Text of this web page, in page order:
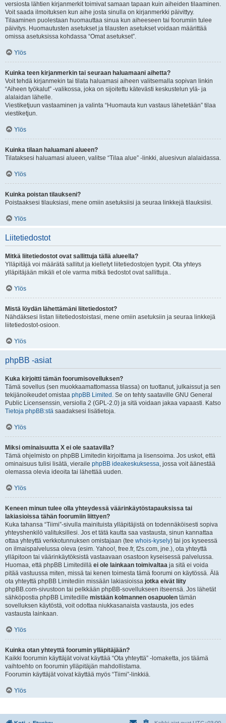
versiosta lähtien kirjanmerkit toimivat samaan tapaan kuin aiheiden tilaaminen.
Voit saada ilmoituksen kun aihe josta sinulla on kirjanmerkki päivittyy.
Tilaaminen puolestaan huomauttaa sinua kun aiheeseen tai foorumiin tulee
päivitys. Huomautusten asetukset ja tilausten asetukset voidaan määrittää
omissa asetuksissa kohdassa “Omat asetukset”.
Ylös
Kuinka teen kirjanmerkin tai seuraan haluamaani aihetta?
Voit tehdä kirjanmekin tai tilata haluamasi aiheen valitsemalla sopivan linkin
“Aiheen työkalut” -valikossa, joka on sijoitettu kätevästi keskustelun ylä- ja
alalaidan lähelle.
Viestiketjuun vastaaminen ja valinta “Huomauta kun vastaus lähetetään” tilaa
viestiketjun.
Ylös
Kuinka tilaan haluamani alueen?
Tilataksesi haluamasi alueen, valitse “Tilaa alue” -linkki, aluesivun alalaidassa.
Ylös
Kuinka poistan tilaukseni?
Poistaaksesi tilauksiasi, mene omiin asetuksiisi ja seuraa linkkejä tilauksiisi.
Ylös
Liitetiedostot
Mitkä liitetiedostot ovat sallittuja tällä alueella?
Ylläpitäjä voi määrätä sallitut ja kielletyt liitetiedostojen tyypit. Ota yhteys
ylläpitäjään mikäli et ole varma mitkä tiedostot ovat sallittuja..
Ylös
Mistä löydän lähettämäni liitetiedostot?
Nähdäksesi listan liitetiedostoistasi, mene omiin asetuksiin ja seuraa linkkejä
liitetiedostot-osioon.
Ylös
phpBB -asiat
Kuka kirjoitti tämän foorumisovelluksen?
Tämä sovellus (sen muokkaamattomassa tilassa) on tuottanut, julkaissut ja sen
tekijänoikeudet omistaa phpBB Limited . Se on tehty saataville GNU General
Public Licensenssin, versiolla 2 (GPL-2.0) ja sitä voidaan jakaa vapaasti. Katso
Tietoja phpBB:stä saadaksesi lisätietoja.
Ylös
Miksi ominaisuutta X ei ole saatavilla?
Tämä ohjelmisto on phpBB Limitedin kirjoittama ja lisensoima. Jos uskot, että
ominaisuus tulisi lisätä, vieraile phpBB ideakeskuksessa, jossa voit äänestää
olemassa olevia ideoita tai lähettää uuden.
Ylös
Keneen minun tulee olla yhteydessä väärinkäytöstapauksissa tai
lakiasioissa tähän foorumiin liittyen?
Kuka tahansa “Tiimi”-sivulla mainituista ylläpitäjistä on todennäköisesti sopiva
yhteyshenkilö valituksillesi. Jos et tätä kautta saa vastausta, sinun kannattaa
ottaa yhteyttä verkkotunnuksen omistajaan (tee whois-kysely) tai jos kyseessä
on ilmaispalvelussa oleva (esim. Yahoo!, free.fr, f2s.com, jne.), ota yhteyttä
ylläpitoon tai väärinkäytöksistä vastaavaan osastoon kyseisessä palvelussa.
Huomaa, että phpBB Limitedillä ei ole lainkaan toimivaltaa ja sitä ei voida
pitää vastuussa miten, missä tai kenen toimesta tämä foorumi on käytössä. Älä
ota yhteyttä phpBB Limitediin missään lakiasioissa jotka eivät liity
phpBB.com-sivustoon tai pelkkään phpBB-sovellukseen itseensä. Jos lähetät
sähköpostia phpBB Limitedille mistään kolmannen osapuolen tämän
sovelluksen käytöstä, voit odottaa niukkasanaista vastausta, jos edes
vastausta lainkaan.
Ylös
Kuinka otan yhteyttä foorumin ylläpitäjään?
Kaikki foorumin käyttäjät voivat käyttää “Ota yhteyttä” -lomaketta, jos täämä
vaihtoehto on foorumin ylläpitäjän mahdollistama.
Foorumin käyttäjät voivat käyttää myös “Tiimi”-linkkiä.
Ylös